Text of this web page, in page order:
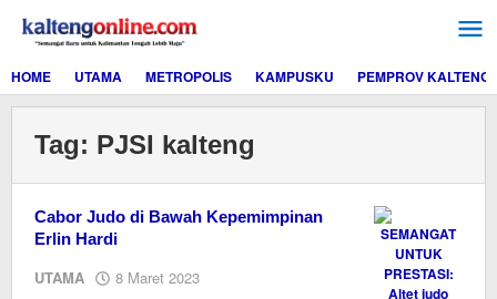
konten
HOME
UTAMA METROPOLIS KAMPUSKU PEMPROV KALTENG
Tag: PJSI kalteng
Cabor Judo di Bawah Kepemimpinan
Erlin Hardi
UTAMA 8 Maret 2023